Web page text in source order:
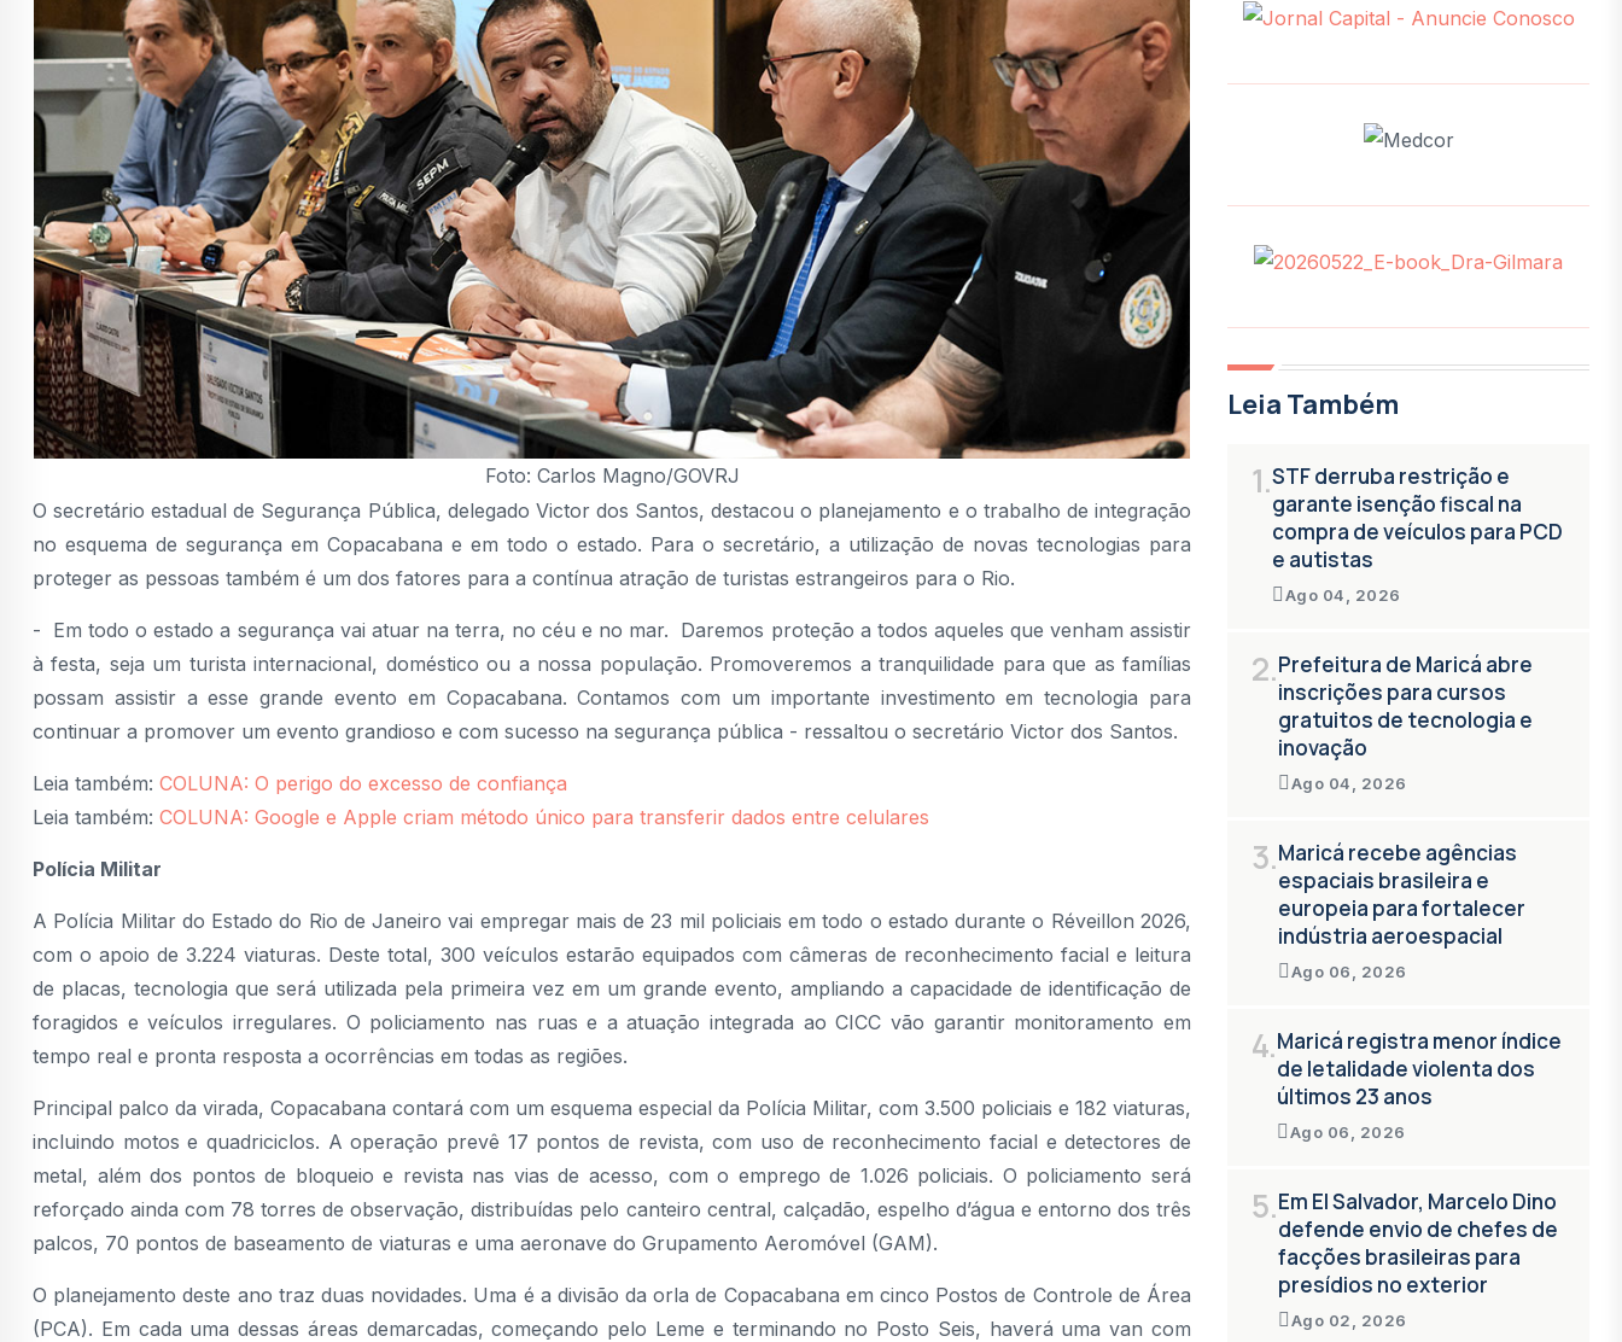
Foto: Carlos Magno/GOVRJ
O secretário estadual de Segurança Pública, delegado Victor dos Santos, destacou o planejamento e o trabalho de integração
no esquema de segurança em Copacabana e em todo o estado. Para o secretário, a utilização de novas tecnologias para
proteger as pessoas também é um dos fatores para a contínua atração de turistas estrangeiros para o Rio.
- Em todo o estado a segurança vai atuar na terra, no céu e no mar. Daremos proteção a todos aqueles que venham assistir
à festa, seja um turista internacional, doméstico ou a nossa população. Promoveremos a tranquilidade para que as famílias
possam assistir a esse grande evento em Copacabana. Contamos com um importante investimento em tecnologia para
continuar a promover um evento grandioso e com sucesso na segurança pública - ressaltou o secretário Victor dos Santos.
Leia também: COLUNA: O perigo do excesso de confiança
Leia também: COLUNA: Google e Apple criam método único para transferir dados entre celulares
Polícia Militar
A Polícia Militar do Estado do Rio de Janeiro vai empregar mais de 23 mil policiais em todo o estado durante o Réveillon 2026,
com o apoio de 3.224 viaturas. Deste total, 300 veículos estarão equipados com câmeras de reconhecimento facial e leitura
de placas, tecnologia que será utilizada pela primeira vez em um grande evento, ampliando a capacidade de identificação de
foragidos e veículos irregulares. O policiamento nas ruas e a atuação integrada ao CICC vão garantir monitoramento em
tempo real e pronta resposta a ocorrências em todas as regiões.
Principal palco da virada, Copacabana contará com um esquema especial da Polícia Militar, com 3.500 policiais e 182 viaturas,
incluindo motos e quadriciclos. A operação prevê 17 pontos de revista, com uso de reconhecimento facial e detectores de
metal, além dos pontos de bloqueio e revista nas vias de acesso, com o emprego de 1.026 policiais. O policiamento será
reforçado ainda com 78 torres de observação, distribuídas pelo canteiro central, calçadão, espelho d’água e entorno dos três
palcos, 70 pontos de baseamento de viaturas e uma aeronave do Grupamento Aeromóvel (GAM).
O planejamento deste ano traz duas novidades. Uma é a divisão da orla de Copacabana em cinco Postos de Controle de Área
(PCA). Em cada uma dessas áreas demarcadas, começando pelo Leme e terminando no Posto Seis, haverá uma van com
Leia Também
1.STF derruba restrição e
garante isenção fiscal na
compra de veículos para PCD
e autistas
Ago 04, 2026
2.Prefeitura de Maricá abre
inscrições para cursos
gratuitos de tecnologia e
inovação
Ago 04, 2026
3.Maricá recebe agências
espaciais brasileira e
europeia para fortalecer
indústria aeroespacial
Ago 06, 2026
4.Maricá registra menor índice
de letalidade violenta dos
últimos 23 anos
Ago 06, 2026
5.Em El Salvador, Marcelo Dino
defende envio de chefes de
facções brasileiras para
presídios no exterior
Ago 02, 2026